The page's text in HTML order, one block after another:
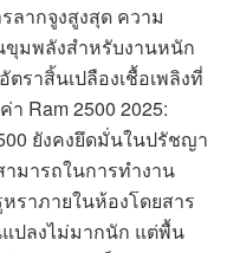
ลากจูงสูงสุด ความ
ขุมพลังสำหรับงานหนัก
ราสิ้นเปลืองเชื้อเพลิงที่
Ram 2500 2025:
ยังคงยึดมั่นในปรัชญา
มารถในการทำงาน
ราภายในห้องโดยสาร
แปลงไม่มากนัก แต่พื้น